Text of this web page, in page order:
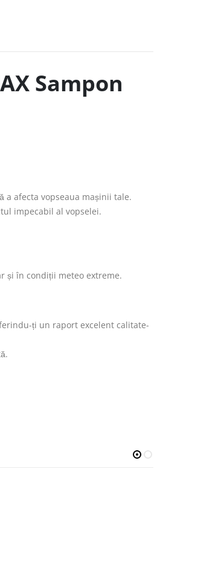
Sampon
a afecta vopseaua mașinii tale.
impecabil al vopselei.
și în condiții meteo extreme.
ți un raport excelent calitate-